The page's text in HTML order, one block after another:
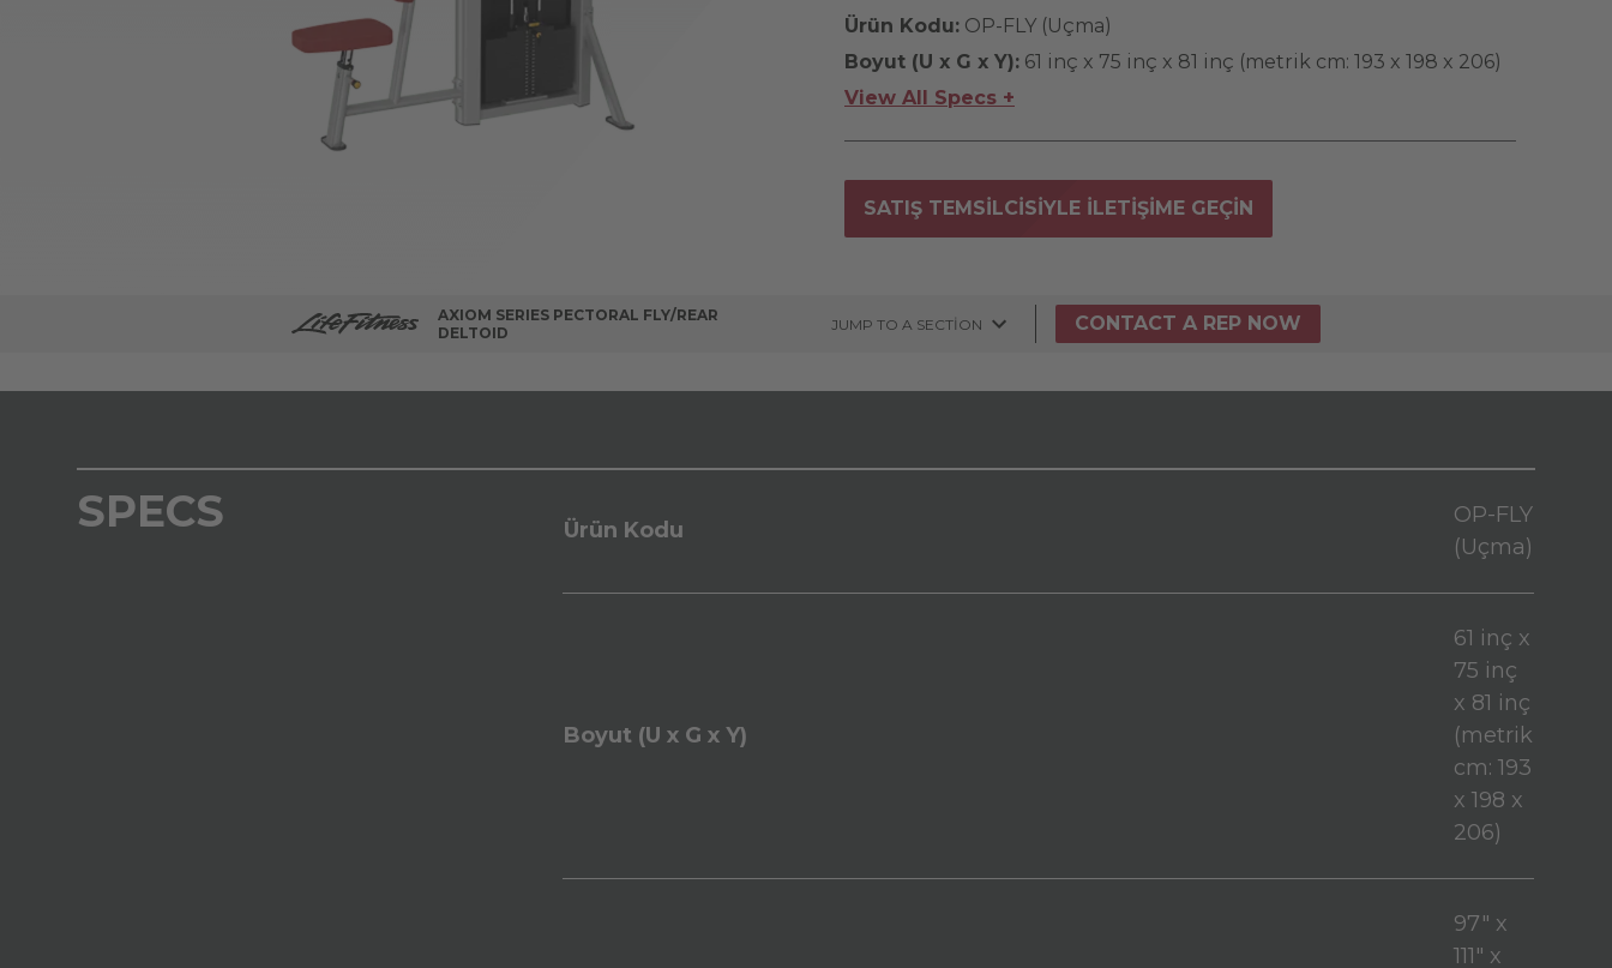
Ürün Kodu: OP-FLY (Uçma)
Boyut (U x G x Y): 61 inç x 75 inç x 81 inç (metrik cm: 193 x 198 x 206)
View All Specs +
SATIŞ TEMSILCISIYLE ILETIŞIME GEÇIN
AXIOM SERIES PECTORAL FLY/REAR
DELTOID
JUMP TO A SECTION CONTACT A REP NOW
SPECS Ürün Kodu
OP-FLY
(Uçma)
Boyut (U x G x Y)
61 inç x
75 inç
x 81 inç
(metrik
cm: 193
x 198 x
206)
97" x
111" x